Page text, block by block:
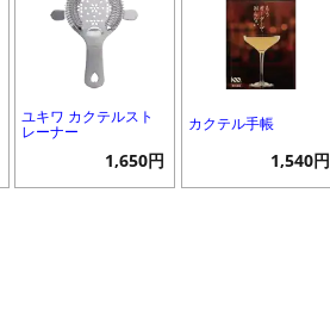
ユキワ カクテルスト
レーナー
1,650円
カクテル手帳
1,540円